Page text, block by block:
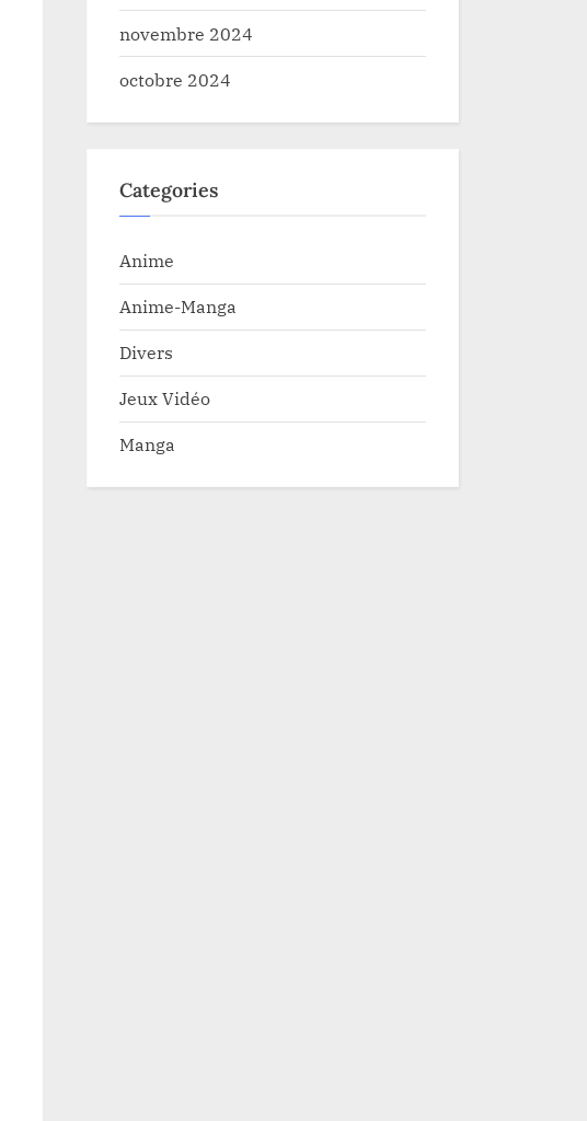
novembre 2024
octobre 2024
Categories
Anime
Anime-Manga
Divers
Jeux Vidéo
Manga